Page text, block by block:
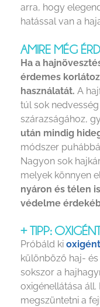
arra, hogy
hatással van a
AMIRE MÉG
Ha a
érdemes
használatát. A
túl sok
szárazságához,
után mindig
módszer
Nagyon sok
melyek könnyen
nyáron és télen
védelme
+ TIPP:
Próbáld ki
különböző haj-
sokszor a
oxigénellátása
megszüntetni a